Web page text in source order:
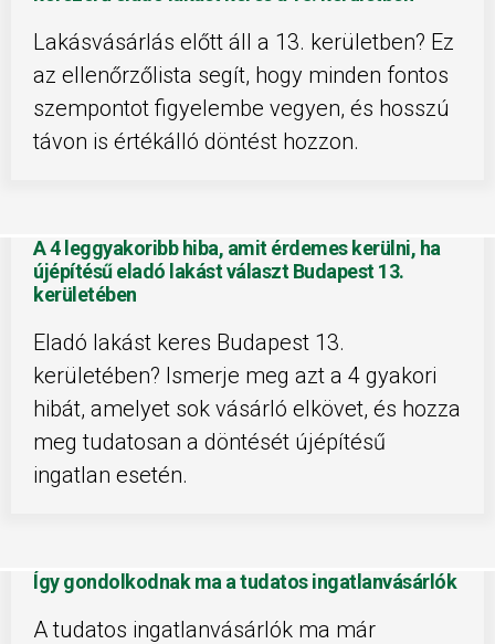
Lakásvásárlás előtt áll a 13. kerületben? Ez
az ellenőrzőlista segít, hogy minden fontos
szempontot figyelembe vegyen, és hosszú
távon is értékálló döntést hozzon.
A 4 leggyakoribb hiba, amit érdemes kerülni, ha
újépítésű eladó lakást választ Budapest 13.
kerületében
Eladó lakást keres Budapest 13.
kerületében? Ismerje meg azt a 4 gyakori
hibát, amelyet sok vásárló elkövet, és hozza
meg tudatosan a döntését újépítésű
ingatlan esetén.
Így gondolkodnak ma a tudatos ingatlanvásárlók
A tudatos ingatlanvásárlók ma már